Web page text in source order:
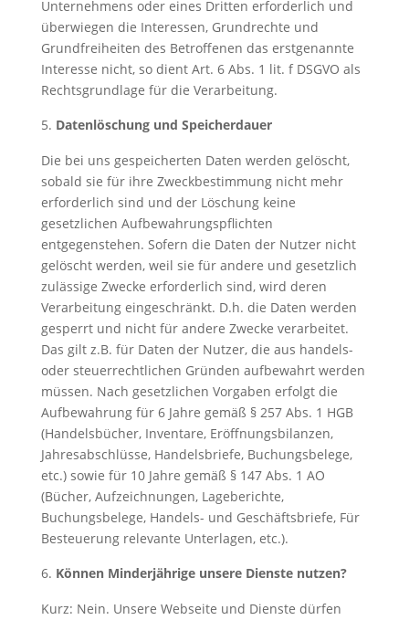
Unternehmens oder eines Dritten erforderlich und
überwiegen die Interessen, Grundrechte und
Grundfreiheiten des Betroffenen das erstgenannte
Interesse nicht, so dient Art. 6 Abs. 1 lit. f DSGVO als
Rechtsgrundlage für die Verarbeitung.
Datenlöschung und Speicherdauer
Die bei uns gespeicherten Daten werden gelöscht,
sobald sie für ihre Zweckbestimmung nicht mehr
erforderlich sind und der Löschung keine
gesetzlichen Aufbewahrungspflichten
entgegenstehen. Sofern die Daten der Nutzer nicht
gelöscht werden, weil sie für andere und gesetzlich
zulässige Zwecke erforderlich sind, wird deren
Verarbeitung eingeschränkt. D.h. die Daten werden
gesperrt und nicht für andere Zwecke verarbeitet.
Das gilt z.B. für Daten der Nutzer, die aus handels-
oder steuerrechtlichen Gründen aufbewahrt werden
müssen. Nach gesetzlichen Vorgaben erfolgt die
Aufbewahrung für 6 Jahre gemäß § 257 Abs. 1 HGB
(Handelsbücher, Inventare, Eröffnungsbilanzen,
Jahresabschlüsse, Handelsbriefe, Buchungsbelege,
etc.) sowie für 10 Jahre gemäß § 147 Abs. 1 AO
(Bücher, Aufzeichnungen, Lageberichte,
Buchungsbelege, Handels- und Geschäftsbriefe, Für
Besteuerung relevante Unterlagen, etc.).
Können Minderjährige unsere Dienste nutzen?
Kurz: Nein. Unsere Webseite und Dienste dürfen